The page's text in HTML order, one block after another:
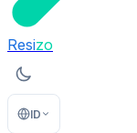
Resizo
ID